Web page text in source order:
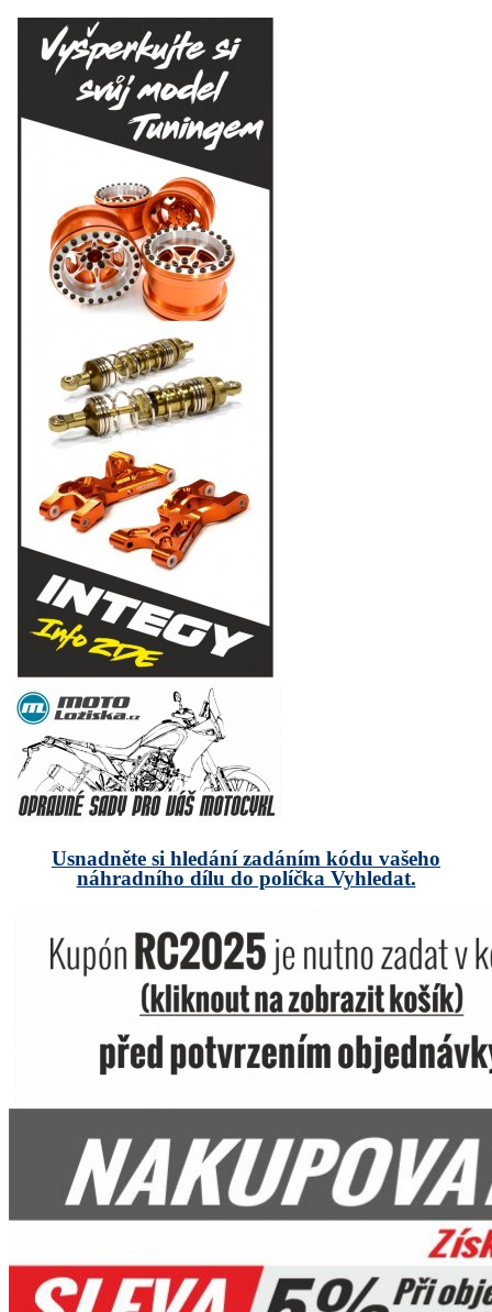
Usnadněte si hledání zadáním kódu vašeho
náhradního dílu do políčka Vyhledat.